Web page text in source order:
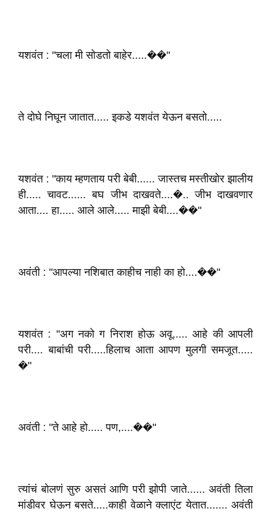
यशवंत : "चला मी सोडतो बाहेर.....��"
ते दोघे निघून जातात..... इकडे यशवंत येऊन बसतो.....
यशवंत : "काय म्हणताय परी बेबी...... जास्तच मस्तीखोर झालीय
ही..... चावट...... बघ जीभ दाखवते....�.. जीभ दाखवणार
आता.... हा..... आले आले..... माझी बेबी....��"
अवंती : "आपल्या नशिबात काहीच नाही का हो....��"
यशवंत : "अग नको ग निराश होऊ अवू..... आहे की आपली
परी.... बाबांची परी.....हिलाच आता आपण मुलगी समजूत.....
�"
अवंती : "ते आहे हो..... पण,....��"
त्यांचं बोलणं सुरु असतं आणि परी झोपी जाते...... अवंती तिला
मांडीवर घेऊन बसते.....काही वेळाने क्लाएंट येतात....... अवंती